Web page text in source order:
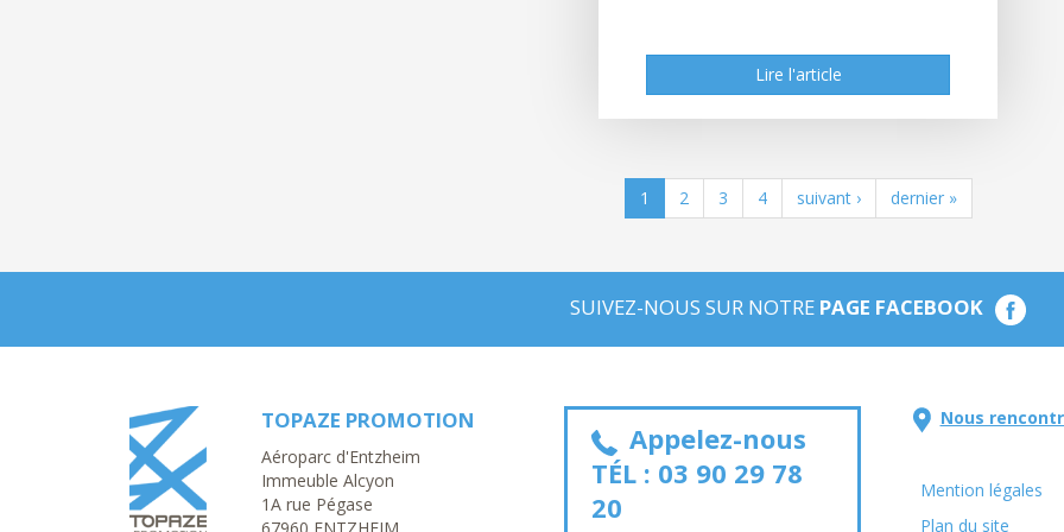
Lire l'article
Lire l'article
1 2 3 4 suivant › dernier »
SUIVEZ-NOUS SUR NOTRE PAGE FACEBOOK
TOPAZE PROMOTION
Aéroparc d'Entzheim
Immeuble Alcyon
1A rue Pégase
Appelez-nous
TÉL : 03 90 29 78
20
Nous
Mention légales
Plan du site
Salut c'est nous...